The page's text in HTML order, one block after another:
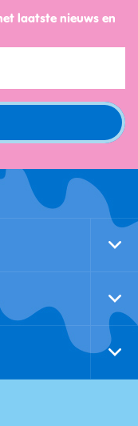
laatste nieuws en